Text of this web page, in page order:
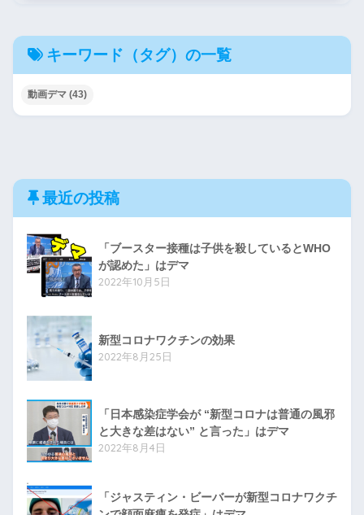
キーワード（タグ）の一覧
動画デマ (43)
最近の投稿
「ブースター接種は子供を殺しているとWHO
が認めた」はデマ
2022年10月5日
新型コロナワクチンの効果
2022年8月25日
「日本感染症学会が “新型コロナは普通の風邪
と大きな差はない” と言った」はデマ
2022年8月4日
「ジャスティン・ビーバーが新型コロナワクチ